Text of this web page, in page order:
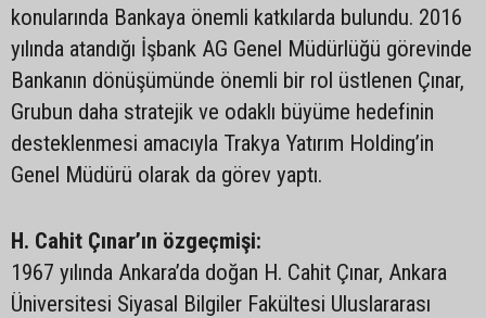
konularında Bankaya önemli katkılarda bulundu. 2016
yılında atandığı İşbank AG Genel Müdürlüğü görevinde
Bankanın dönüşümünde önemli bir rol üstlenen Çınar,
Grubun daha stratejik ve odaklı büyüme hedefinin
desteklenmesi amacıyla Trakya Yatırım Holding’in
Genel Müdürü olarak da görev yaptı.
H. Cahit Çınar’ın özgeçmişi:
1967 yılında Ankara’da doğan H. Cahit Çınar, Ankara
Üniversitesi Siyasal Bilgiler Fakültesi Uluslararası